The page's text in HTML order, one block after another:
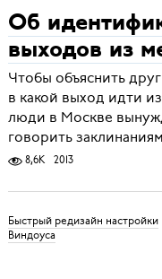
Об
выходов из
Чтобы объяснить
в какой выход идти
люди в Москве
говорить
8,6K 2013
Быстрый редизайн настройки
Виндоуса